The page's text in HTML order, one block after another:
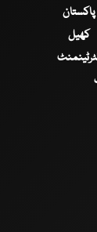
پاکستان
کھیل